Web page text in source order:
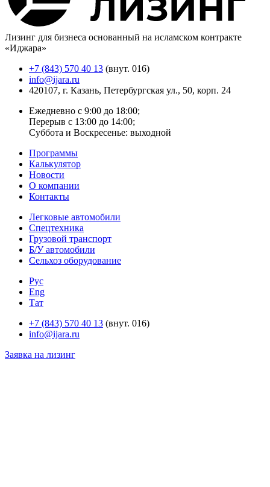
Лизинг для бизнеса основанный на исламском контракте
«Иджара»
+7 (843) 570 40 13 (внут. 016)
info@ijara.ru
420107, г. Казань, Петербургская ул., 50, корп. 24
Ежедневно с 9:00 до 18:00;
Перерыв с 13:00 до 14:00;
Суббота и Воскресенье: выходной
Программы
Калькулятор
Новости
О компании
Контакты
Легковые автомобили
Спецтехника
Грузовой транспорт
Б/У автомобили
Сельхоз оборудование
Рус
Eng
Тат
+7 (843) 570 40 13 (внут. 016)
info@ijara.ru
Заявка на лизинг